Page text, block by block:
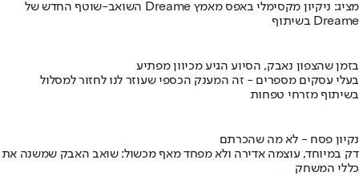
השואב-שוטף החדש של Dreame מציג: ניקיון מקסימלי באפס מאמץ
בשיתוף Dreame
בזמן שהצפון נאבק, הסיוע הגיע מכיוון מפתיע
בעלי עסקים מספרים - זה המענק הכספי שעוזר לנו לחזור למסלול
בשיתוף מזרחי טפחות
נקיון פסח - לא מה שהכרתם
דק במיוחד, עוצמה אדירה ולא מפחד מאף מכשול: שואב האבק שמשנה את
כללי המשחק